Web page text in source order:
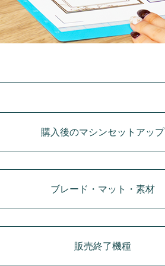
購入後のマシンセットアップ
ブレード・マット・素材
販売終了機種